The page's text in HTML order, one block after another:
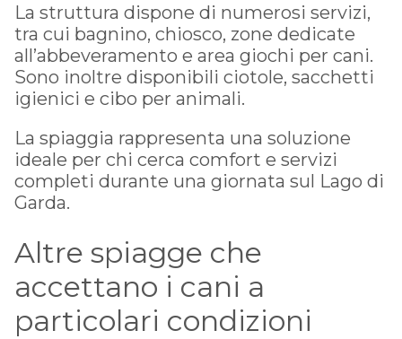
La struttura dispone di numerosi servizi,
tra cui bagnino, chiosco, zone dedicate
all’abbeveramento e area giochi per cani.
Sono inoltre disponibili ciotole, sacchetti
igienici e cibo per animali.
La spiaggia rappresenta una soluzione
ideale per chi cerca comfort e servizi
completi durante una giornata sul Lago di
Garda.
Altre spiagge che
accettano i cani a
particolari condizioni